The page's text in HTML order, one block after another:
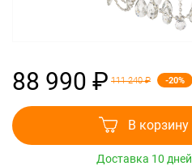
88 990 ₽ 111 240 ₽ -20%
В корзину
Доставка 10 дней